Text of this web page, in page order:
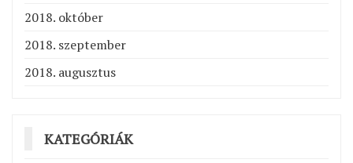
2018. október
2018. szeptember
2018. augusztus
KATEGÓRIÁK